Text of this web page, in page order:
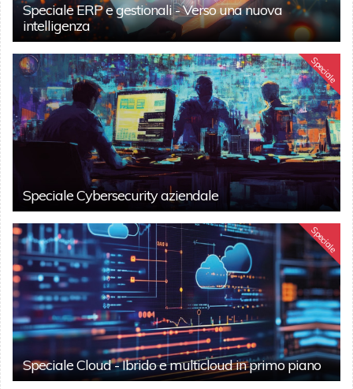
Speciale ERP e gestionali - Verso una nuova
intelligenza
Speciale
Speciale Cybersecurity aziendale
Speciale
Speciale Cloud - Ibrido e multicloud in primo piano